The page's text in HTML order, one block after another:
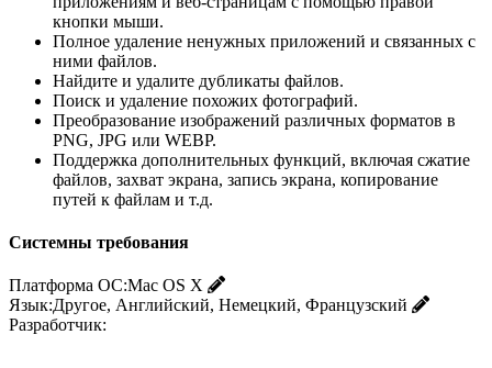
кнопки мыши.
Полное удаление ненужных приложений и связанных с
ними файлов.
Найдите и удалите дубликаты файлов.
Поиск и удаление похожих фотографий.
Преобразование изображений различных форматов в
PNG, JPG или WEBP.
Поддержка дополнительных функций, включая сжатие
файлов, захват экрана, запись экрана, копирование
путей к файлам и т.д.
Системны требования
Платформа ОС:Mac OS X
Язык:Другое, Английский, Немецкий, Французский
Разработчик: